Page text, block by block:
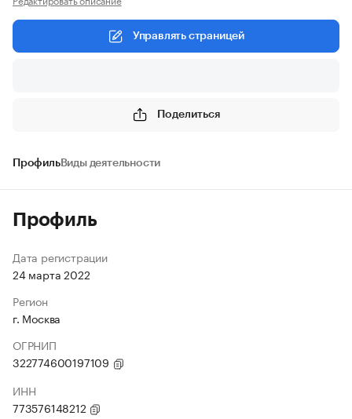
Управлять страницей
Поделиться
ПрофильВиды деятельности
Профиль
Дата регистрации
24 марта 2022
Регион
г. Москва
ОГРНИП
322774600197109
ИНН
773576148212